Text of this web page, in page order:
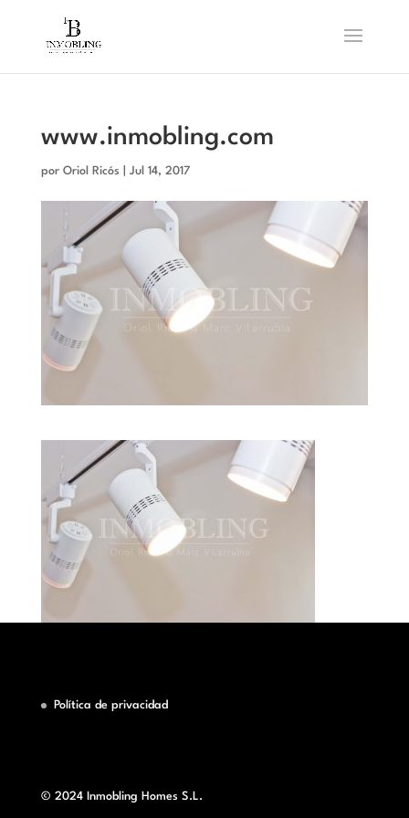
www.inmobling.com
por Oriol Ricós Jul 14, 2017
Política de privacidad
© 2024 Inmobling Homes S.L.